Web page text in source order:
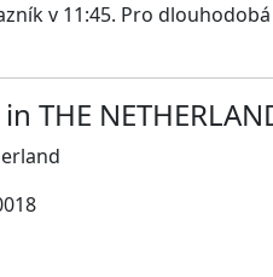
v 11:45. Pro
THE